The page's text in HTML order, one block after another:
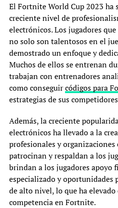
El Fortnite World Cup 2023
creciente nivel de
electrónicos. Los jugadores
no solo son talentosos en el
demostrado un enfoque y
Muchos de ellos se entrenan
trabajan con entrenadores
como conseguircódigos para
estrategias de sus
Además, la creciente
electrónicos ha llevado a la
profesionales y organizaciones
patrocinan y respaldan a los
brindan a los jugadores
especializado y oportunidades
de alto nivel, lo que ha
competencia en Fortnite.